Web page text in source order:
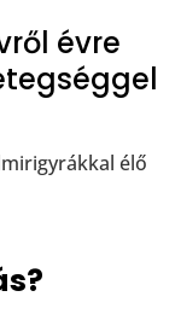
évre
élő